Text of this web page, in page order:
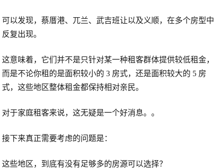
可以发现，蔡厝港、兀兰、武吉班让以及义顺，在多个房型中
反复出现。
这意味着，它们并不是只针对某一种租客群体提供较低租金，
而是不论你租的是面积较小的3 房式，还是面积较大的 5 房
式，这些地区整体租金都保持相对亲民。
对于家庭租客来说，这无疑是一个好消息。。
接下来真正需要考虑的问题是：
这些地区，到底有没有足够多的房源可以选择？